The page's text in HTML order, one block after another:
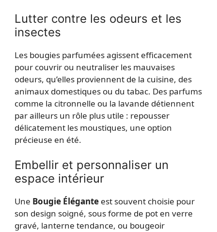
Lutter contre les odeurs et les
insectes
Les bougies parfumées agissent efficacement
pour couvrir ou neutraliser les mauvaises
odeurs, qu’elles proviennent de la cuisine, des
animaux domestiques ou du tabac. Des parfums
comme la citronnelle ou la lavande détiennent
par ailleurs un rôle plus utile : repousser
délicatement les moustiques, une option
précieuse en été.
Embellir et personnaliser un
espace intérieur
Une Bougie Élégante est souvent choisie pour
son design soigné, sous forme de pot en verre
gravé, lanterne tendance, ou bougeoir